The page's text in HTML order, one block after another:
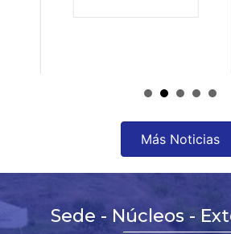
Más Noticias
Sede - Núcleos -